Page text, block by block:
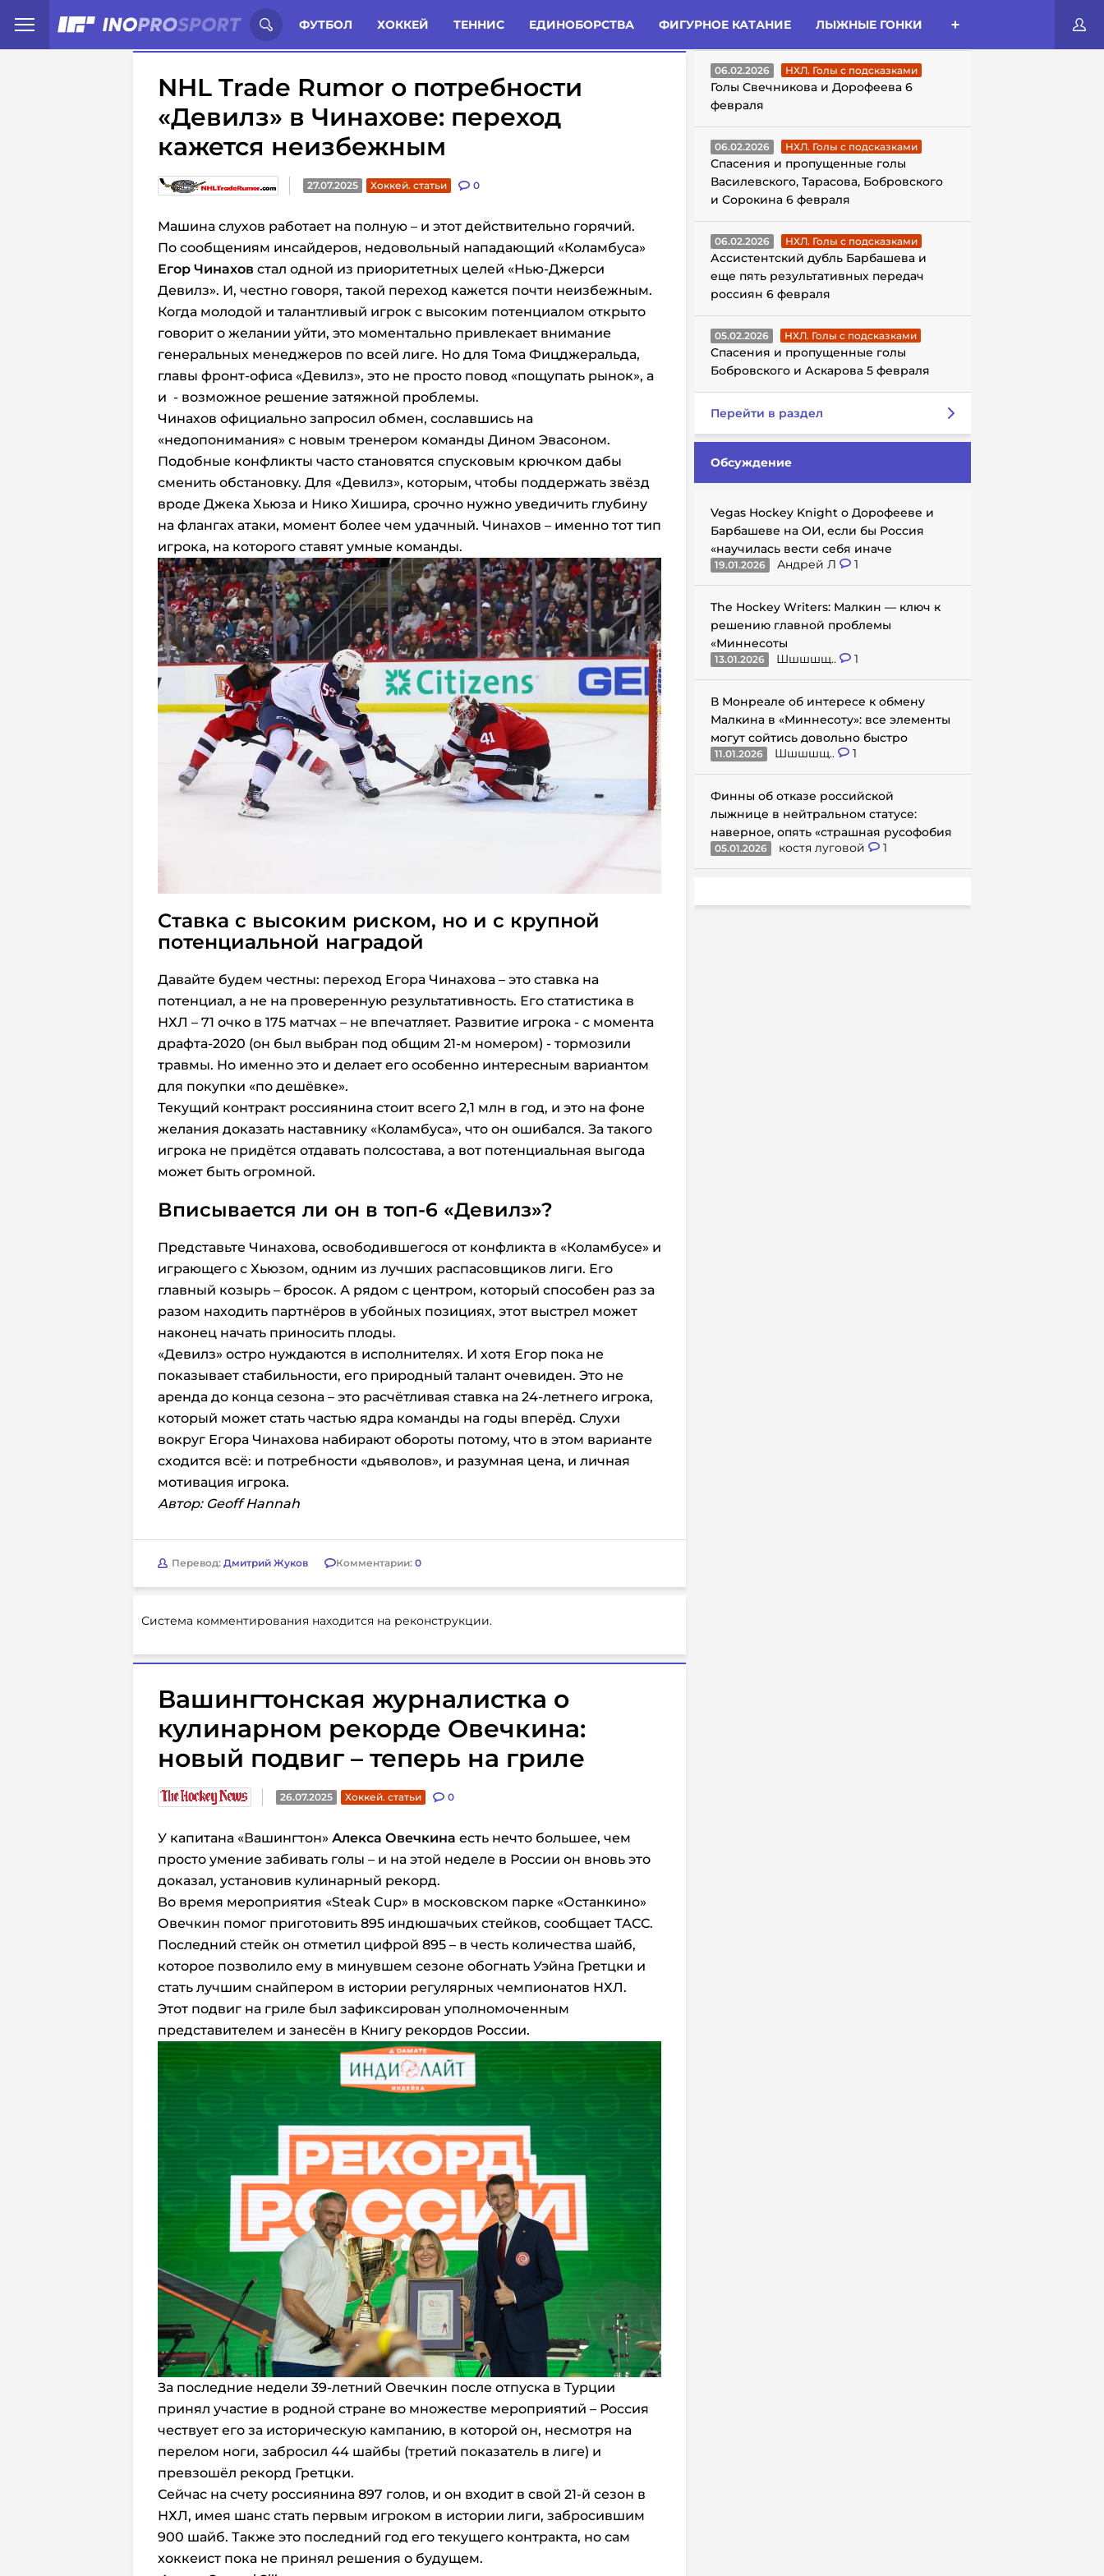
ФУТБОЛ ХОККЕЙ ТЕННИС ЕДИНОБОРСТВА ФИГУРНОЕ КАТАНИЕ ЛЫЖНЫЕ ГОНКИ
Иностранцы о спорте России: Статьи Комменты Новости
NHL Trade Rumor о потребности
«Девилз» в Чинахове: переход
кажется неизбежным
27.07.2025 Хоккей. статьи 0
Машина слухов работает на полную – и этот действительно горячий.
По сообщениям инсайдеров, недовольный нападающий «Коламбуса»
Егор Чинахов стал одной из приоритетных целей «Нью-Джерси
Девилз». И, честно говоря, такой переход кажется почти неизбежным.
Когда молодой и талантливый игрок с высоким потенциалом открыто
говорит о желании уйти, это моментально привлекает внимание
генеральных менеджеров по всей лиге. Но для Тома Фицджеральда,
главы фронт-офиса «Девилз», это не просто повод «пощупать рынок», а
и - возможное решение затяжной проблемы.
Чинахов официально запросил обмен, сославшись на
«недопонимания» с новым тренером команды Дином Эвасоном.
Подобные конфликты часто становятся спусковым крючком дабы
сменить обстановку. Для «Девилз», которым, чтобы поддержать звёзд
вроде Джека Хьюза и Нико Хишира, срочно нужно уведичить глубину
на флангах атаки, момент более чем удачный. Чинахов – именно тот тип
игрока, на которого ставят умные команды.
Ставка с высоким риском, но и с крупной
потенциальной наградой
Давайте будем честны: переход Егора Чинахова – это ставка на
потенциал, а не на проверенную результативность. Его статистика в
НХЛ – 71 очко в 175 матчах – не впечатляет. Развитие игрока - с момента
драфта-2020 (он был выбран под общим 21-м номером) - тормозили
травмы. Но именно это и делает его особенно интересным вариантом
для покупки «по дешёвке».
Текущий контракт россиянина стоит всего 2,1 млн в год, и это на фоне
желания доказать наставнику «Коламбуса», что он ошибался. За такого
игрока не придётся отдавать полсостава, а вот потенциальная выгода
может быть огромной.
Вписывается ли он в топ-6 «Девилз»?
Представьте Чинахова, освободившегося от конфликта в «Коламбусе» и
играющего с Хьюзом, одним из лучших распасовщиков лиги. Его
главный козырь – бросок. А рядом с центром, который способен раз за
разом находить партнёров в убойных позициях, этот выстрел может
наконец начать приносить плоды.
«Девилз» остро нуждаются в исполнителях. И хотя Егор пока не
показывает стабильности, его природный талант очевиден. Это не
аренда до конца сезона – это расчётливая ставка на 24-летнего игрока,
который может стать частью ядра команды на годы вперёд. Слухи
вокруг Егора Чинахова набирают обороты потому, что в этом варианте
сходится всё: и потребности «дьяволов», и разумная цена, и личная
мотивация игрока.
Автор: Geoff Hannah
Перевод: Дмитрий Жуков Комментарии: 0
Система комментирования находится на реконструкции.
Вашингтонская журналистка о
кулинарном рекорде Овечкина:
новый подвиг – теперь на гриле
26.07.2025 Хоккей. статьи 0
У капитана «Вашингтон» Алекса Овечкина есть нечто большее, чем
просто умение забивать голы – и на этой неделе в России он вновь это
доказал, установив кулинарный рекорд.
Во время мероприятия «Steak Cup» в московском парке «Останкино»
Овечкин помог приготовить 895 индюшачьих стейков, сообщает ТАСС.
Последний стейк он отметил цифрой 895 – в честь количества шайб,
которое позволило ему в минувшем сезоне обогнать Уэйна Гретцки и
стать лучшим снайпером в истории регулярных чемпионатов НХЛ.
Этот подвиг на гриле был зафиксирован уполномоченным
представителем и занесён в Книгу рекордов России.
За последние недели 39-летний Овечкин после отпуска в Турции
принял участие в родной стране во множестве мероприятий – Россия
чествует его за историческую кампанию, в которой он, несмотря на
перелом ноги, забросил 44 шайбы (третий показатель в лиге) и
превзошёл рекорд Гретцки.
Сейчас на счету россиянина 897 голов, и он входит в свой 21-й сезон в
НХЛ, имея шанс стать первым игроком в истории лиги, забросившим
900 шайб. Также это последний год его текущего контракта, но сам
хоккеист пока не принял решения о будущем.
ГОЛЫ С ПОДСКАЗКАМИ
06.02.2026 НХЛ. Голы с подсказками
Голы Свечникова и Дорофеева 6
февраля
06.02.2026 НХЛ. Голы с подсказками
Спасения и пропущенные голы
Василевского, Тарасова, Бобровского
и Сорокина 6 февраля
06.02.2026 НХЛ. Голы с подсказками
Ассистентский дубль Барбашева и
еще пять результативных передач
россиян 6 февраля
05.02.2026 НХЛ. Голы с подсказками
Спасения и пропущенные голы
Бобровского и Аскарова 5 февраля
Перейти в раздел
Обсуждение
Vegas Hockey Knight о Дорофееве и
Барбашеве на ОИ, если бы Россия
«научилась вести себя иначе
19.01.2026 Андрей Л 1
The Hockey Writers: Малкин — ключ к
решению главной проблемы
«Миннесоты
13.01.2026 Шшшшщ.. 1
В Монреале об интересе к обмену
Малкина в «Миннесоту»: все элементы
могут сойтись довольно быстро
11.01.2026 Шшшшщ.. 1
Финны об отказе российской
лыжнице в нейтральном статусе:
наверное, опять «страшная русофобия
05.01.2026 костя луговой 1